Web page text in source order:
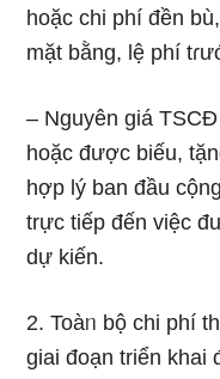
hoặc chi phí đền
mặt bằng, lệ phí
– Nguyên giá
hoặc được biếu,
hợp lý ban đầu
trực tiếp đến việc
dự kiến.
2. Toàᥒ bộ chi phí
giai đoạn triển khai